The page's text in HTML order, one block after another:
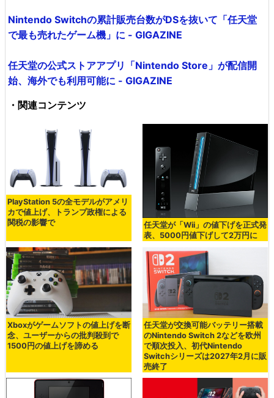
Nintendo Switchの累計販売台数がDSを抜いて「任天堂
で最も売れたゲーム機」に - GIGAZINE
任天堂の公式ストアアプリ「Nintendo Store」が配信開
始、海外でも利用可能に - GIGAZINE
・関連コンテンツ
PlayStation 5の全モデルがアメリ
カで値上げ、トランプ政権による
関税の影響で
任天堂が「Wii」の値下げを正式発
表、5000円値下げして2万円に
Xboxがゲームソフトの値上げを断
念、ユーザーからの批判殺到で
1500円の値上げを諦める
任天堂が交換可能バッテリー搭載
のNintendo Switch 2などを欧州
で順次投入、初代Nintendo
Switchシリーズは2027年2月に販
売終了